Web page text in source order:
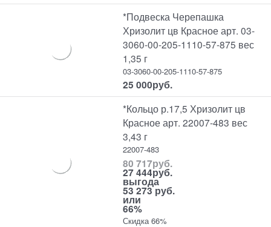
*Подвеска Черепашка
Хризолит цв Красное арт. 03-
3060-00-205-1110-57-875 вес
1,35 г
03-3060-00-205-1110-57-875
25 000руб.
*Кольцо р.17,5 Хризолит цв
Красное арт. 22007-483 вес
3,43 г
22007-483
80 717руб.
27 444руб.
выгода
53 273 руб.
или
66%
Скидка 66%